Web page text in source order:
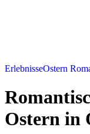
ErlebnisseOstern
Ostern in